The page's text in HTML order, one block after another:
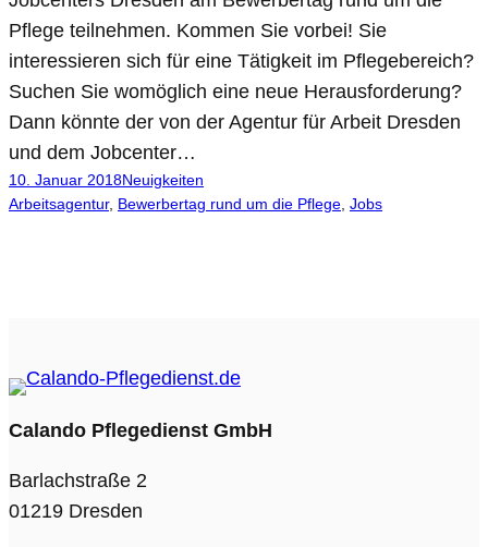
Pflege teilnehmen. Kommen Sie vorbei! Sie
interessieren sich für eine Tätigkeit im Pflegebereich?
Suchen Sie womöglich eine neue Herausforderung?
Dann könnte der von der Agentur für Arbeit Dresden
und dem Jobcenter…
10. Januar 2018Neuigkeiten
Arbeitsagentur, Bewerbertag rund um die Pflege, Jobs
Calando Pflegedienst GmbH
Barlachstraße 2
01219 Dresden